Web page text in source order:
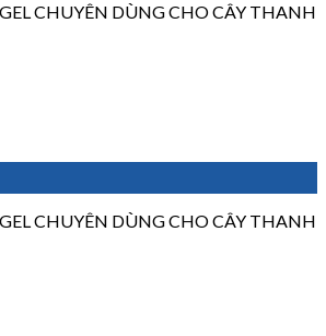
CHUYÊN DÙNG CHO CÂY THANH
CHUYÊN DÙNG CHO CÂY THANH